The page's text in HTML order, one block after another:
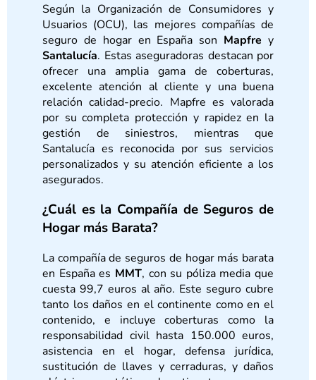
Según la Organización de Consumidores y
Usuarios (OCU), las mejores compañías de
seguro de hogar en España son Mapfre y
Santalucía. Estas aseguradoras destacan por
ofrecer una amplia gama de coberturas,
excelente atención al cliente y una buena
relación calidad-precio. Mapfre es valorada
por su completa protección y rapidez en la
gestión de siniestros, mientras que
Santalucía es reconocida por sus servicios
personalizados y su atención eficiente a los
asegurados.
¿Cuál es la Compañía de Seguros de
Hogar más Barata?
La compañía de seguros de hogar más barata
en España es MMT, con su póliza media que
cuesta 99,7 euros al año. Este seguro cubre
tanto los daños en el continente como en el
contenido, e incluye coberturas como la
responsabilidad civil hasta 150.000 euros,
asistencia en el hogar, defensa jurídica,
sustitución de llaves y cerraduras, y daños